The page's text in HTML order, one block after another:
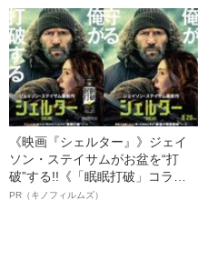
《映画『シェルター』》ジェイ
ソン・ステイサムがお盆を“打
破”する!!《「眠眠打破」コラ
ボ》
PR（キノフィルムズ）